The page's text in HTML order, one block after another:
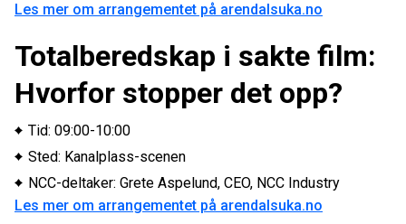
Les mer om arrangementet på arendalsuka.no
Totalberedskap i sakte film:
Hvorfor stopper det opp?
Tid: 09:00-10:00
Sted: Kanalplass-scenen
NCC-deltaker: Grete Aspelund, CEO, NCC Industry
Les mer om arrangementet på arendalsuka.no